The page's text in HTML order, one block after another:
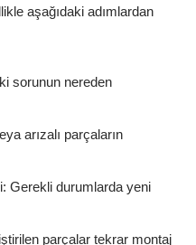
aşağıdaki adımlardan
sorunun nereden
arızalı parçaların
Gerekli durumlarda yeni
parçalar tekrar montaj